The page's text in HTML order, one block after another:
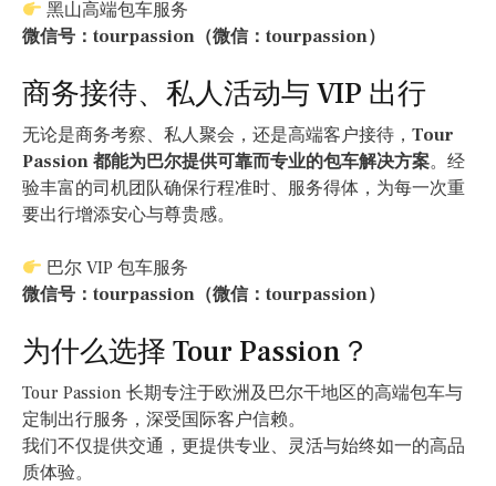
黑山高端包车服务
微信号：tourpassion（微信：tourpassion）
商务接待、私人活动与 VIP 出行
无论是商务考察、私人聚会，还是高端客户接待， Tour
Passion 都能为巴尔提供可靠而专业的包车解决方案。经
验丰富的司机团队确保行程准时、服务得体，为每一次重
要出行增添安心与尊贵感。
巴尔 VIP 包车服务
微信号：tourpassion（微信：tourpassion）
为什么选择 Tour Passion？
Tour Passion 长期专注于欧洲及巴尔干地区的高端包车与
定制出行服务，深受国际客户信赖。
我们不仅提供交通，更提供专业、灵活与始终如一的高品
质体验。